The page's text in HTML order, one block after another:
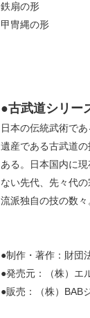
鉄扇の形 （二
甲冑縄の形 （
●古武道シリー
日本の伝統武術で
遺産である古武道
ある。日本国内に
ない先代、先々代
流派独自の技の数
●制作・著作：財団
●発売元：（株）エ
●販売：（株）BAB